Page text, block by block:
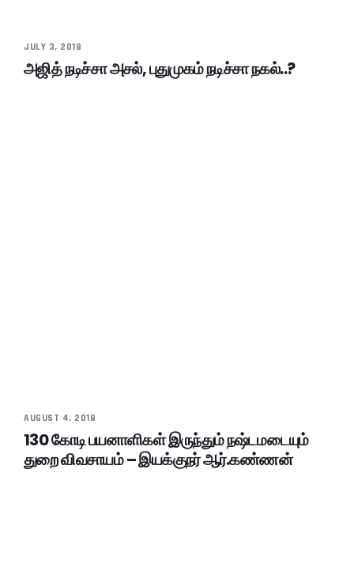
JULY 3, 2018
அஜித் நடிச்சா அசல், புதுமுகம் நடிச்சா நகல்..?
AUGUST 4, 2018
130 கோடி பயனாளிகள் இருந்தும் நஷ்டமடையும்
துறை விவசாயம் – இயக்குநர் ஆர்.கண்ணன்